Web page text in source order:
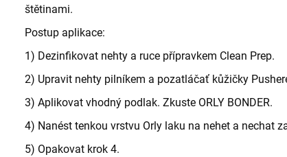
štětinami.
Postup aplikace:
1) Dezinfikovat nehty a ruce přípravkem Clean Prep.
2) Upravit nehty pilníkem a pozatláčať kůžičky
3) Aplikovat vhodný podlak. Zkuste ORLY BONDER.
4) Nanést tenkou vrstvu Orly laku na nehet a nechat
5) Opakovat krok 4.